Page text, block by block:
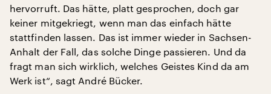
hervorruft. Das hätte, platt gesprochen, doch gar
keiner mitgekriegt, wenn man das einfach hätte
stattfinden lassen. Das ist immer wieder in Sachsen-
Anhalt der Fall, das solche Dinge passieren. Und da
fragt man sich wirklich, welches Geistes Kind da am
Werk ist“, sagt André Bücker.